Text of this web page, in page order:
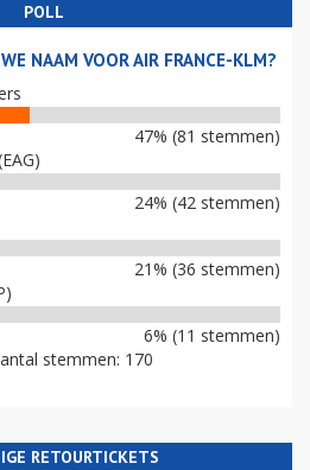
POLL
NAAM VOOR AIR FRANCE-KLM?
47% (81 stemmen)
24% (42 stemmen)
21% (36 stemmen)
6% (11 stemmen)
stemmen: 170
RETOURTICKETS